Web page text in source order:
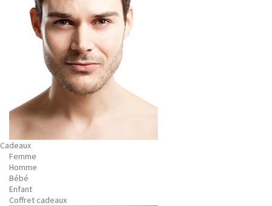
Cadeaux
Femme
Homme
Bébé
Enfant
Coffret cadeaux